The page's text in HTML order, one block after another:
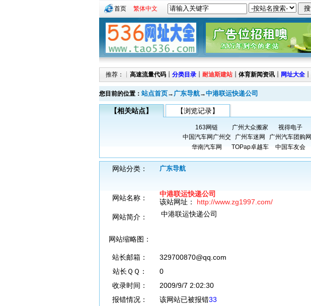
首页 繁体中文
推荐：┊ 高速流量代码 ┊ 分类目录 ┊ 耐迪斯建站 ┊ 体育新闻资讯 ┊ 网址大全 ┊
您目前的位置： 站点首页→ 广东导航→中港联运快递公司
【相关站点】 【浏览记录】
163网链 广州大众搬家 视得电子
中国汽车网广州交
广州车迷网 广州汽车团购网
华南汽车网
TOPap卓越车 中国车友会
网站分类： 广东导航
网站名称：
中港联运快递公司
该站网址： http://www.zg1997.com/
网站简介：
中港联运快递公司
网站缩略图：
站长邮箱：
329700870@qq.com
站长ＱＱ：
0
收录时间：
2009/9/7 2:02:30
报错情况：
该网站已被报错33